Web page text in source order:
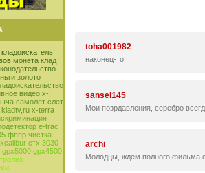
кладоискатель
монета клад
золото
видео x-
самолет слет
kladtv,ru x-terra
e-trac
фппр чистка
стх 3030
gpx5000 gpx4500
toha001982
наконец-то
sansei145
Мои позрдавления, серебро
archi
Молодцы, ждем полного фильма